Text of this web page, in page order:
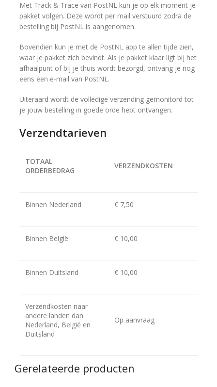
Met Track & Trace van PostNL kun je op elk moment je
pakket volgen. Deze wordt per mail verstuurd zodra de
bestelling bij PostNL is aangenomen.
Bovendien kun je met de PostNL app te allen tijde zien,
waar je pakket zich bevindt. Als je pakket klaar ligt bij het
afhaalpunt of bij je thuis wordt bezorgd, ontvang je nog
eens een e-mail van PostNL.
Uiteraard wordt de volledige verzending gemonitord tot
je jouw bestelling in goede orde hebt ontvangen.
Verzendtarieven
TOTAAL
ORDERBEDRAG
VERZENDKOSTEN
Binnen Nederland € 7,50
Binnen België € 10,00
Binnen Duitsland € 10,00
Verzendkosten naar
andere landen dan
Nederland, België en
Duitsland
Op aanvraag
Gerelateerde producten